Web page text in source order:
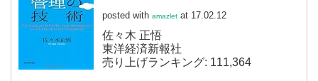
posted with amazlet at 17.02.12
佐々木 正悟
東洋経済新報社
売り上げランキング: 111,364